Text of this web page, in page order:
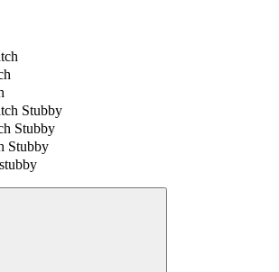
Stubby
Stubby
Stubby